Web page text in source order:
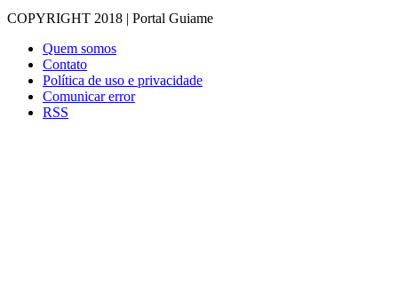
COPYRIGHT 2018 | Portal Guiame
Quem somos
Contato
Política de uso e privacidade
Comunicar error
RSS